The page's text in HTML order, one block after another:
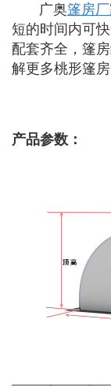
广奥篷房
短的时间内可
配套齐全，篷
解更多桃形篷
产品参数：